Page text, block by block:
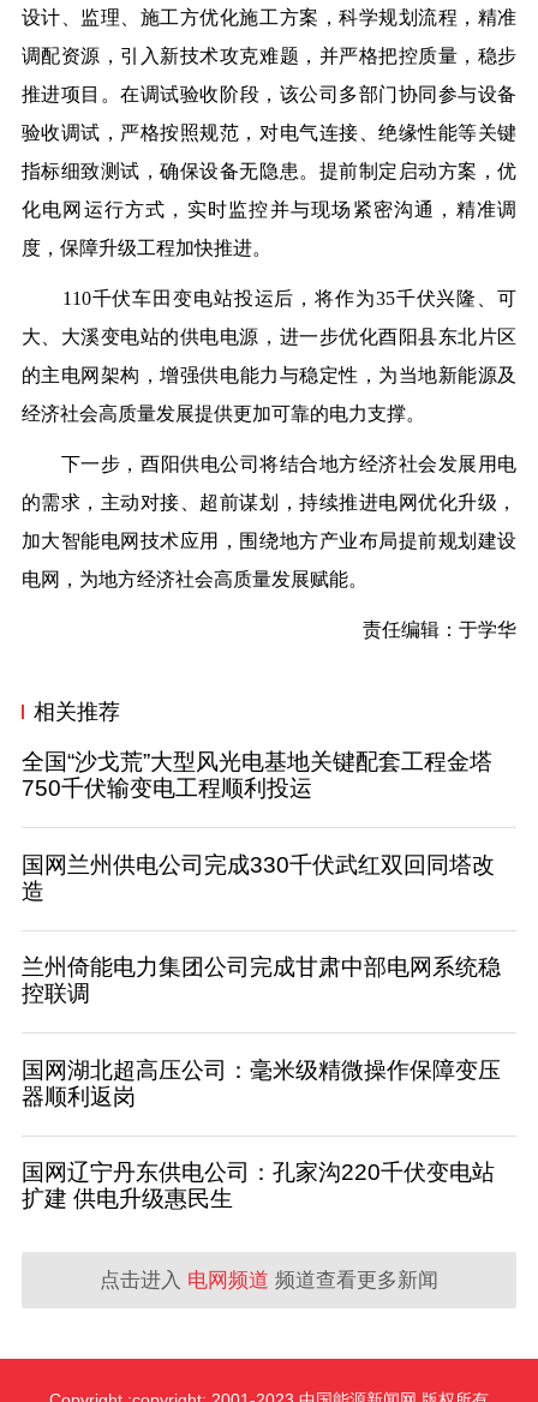
设计、监理、施工方优化施工方案，科学规划流程，精准
调配资源，引入新技术攻克难题， 并严格把控质量，稳步
推进项目。在调试验收阶段，该公司 多部门协同参与设备
验收调试，严格按照规范，对电气连接、绝缘性能等关键
指标细致测试，确保设备无隐患。提前制定启动方案，优
化电网运行方式，实时监控并与现场紧密沟通，精准调
度，保障升级工程加快推进。
110千伏车田变电站投运后，将作为35千伏兴隆、可
大、大溪变电站的供电电源， 进一步优化酉阳县东北片区
的主电网架构 ，增强供电能力与稳定性，为当地新能源及
经济社会高质量发展提供更加可靠的电力支撑。
下一步 ， 酉阳供电公司将结合地方经济社会发展用电
的需求，主动对接、超前谋划，持续推进电网优化升级，
加大智能电网技术应用，围绕地方产业布局提前规划建设
电网，为地方经济社会高质量发展赋能。
责任编辑：于学华
相关推荐
全国“沙戈荒”大型风光电基地关键配套工程金塔
750千伏输变电工程顺利投运
国网兰州供电公司完成330千伏武红双回同塔改
造
兰州倚能电力集团公司完成甘肃中部电网系统稳
控联调
国网湖北超高压公司：毫米级精微操作保障变压
器顺利返岗
国网辽宁丹东供电公司：孔家沟220千伏变电站
扩建 供电升级惠民生
点击进入 电网频道 频道查看更多新闻